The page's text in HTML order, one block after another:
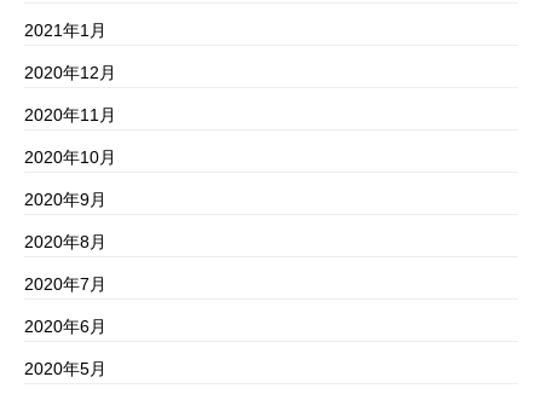
2021年1月
2020年12月
2020年11月
2020年10月
2020年9月
2020年8月
2020年7月
2020年6月
2020年5月